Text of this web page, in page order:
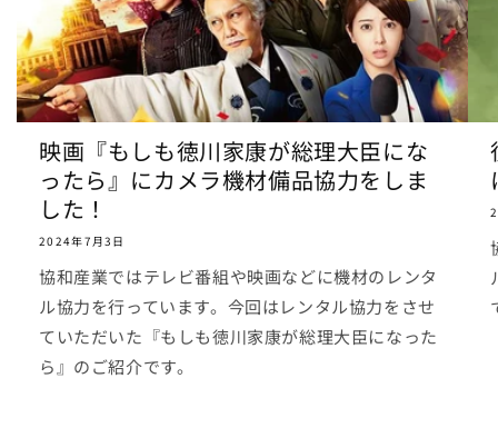
映画『もしも徳川家康が総理大臣にな
ったら』にカメラ機材備品協力をしま
した！
2024年7月3日
協和産業ではテレビ番組や映画などに機材のレンタ
ル協力を行っています。今回はレンタル協力をさせ
ていただいた『もしも徳川家康が総理大臣になった
ら』のご紹介です。